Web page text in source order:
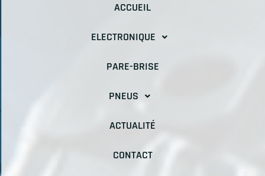
ACCUEIL
ELECTRONIQUE
PARE-BRISE
PNEUS
ACTUALITÉ
CONTACT